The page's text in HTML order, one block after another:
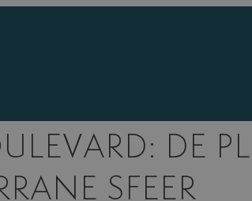
DE
SFEER